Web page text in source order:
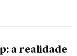
a realidade